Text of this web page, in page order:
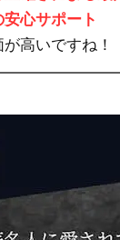
心サポート
高いですね！